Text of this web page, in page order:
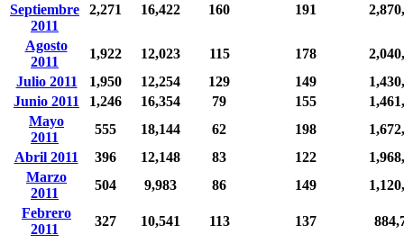
Septiembre
2011
2,271 16,422 160 191
Agosto
2011
1,922 12,023 115 178
Julio 2011
1,950 12,254 129 149
Junio 2011
1,246 16,354 79 155
Mayo
2011
555 18,144 62 198
Abril 2011
396 12,148 83 122
Marzo
2011
504 9,983 86 149
Febrero
2011
327 10,541 113 137